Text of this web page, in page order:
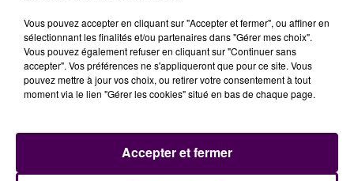
Vous pouvez accepter en cliquant sur "Accepter et fermer", ou affiner en
sélectionnant les finalités et/ou partenaires dans "Gérer mes choix".
Vous pouvez également refuser en cliquant sur "Continuer sans
accepter". Vos préférences ne s'appliqueront que pour ce site. Vous
pouvez mettre à jour vos choix, ou retirer votre consentement à tout
moment via le lien "Gérer les cookies" situé en bas de chaque page.
Accepter et fermer